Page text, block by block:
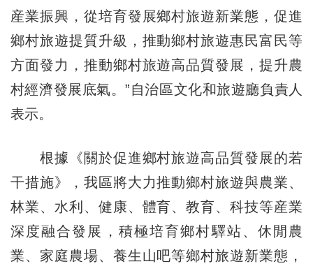
産業振興，從培育發展鄉村旅遊新業態，促進
鄉村旅遊提質升級，推動鄉村旅遊惠民富民等
方面發力，推動鄉村旅遊高品質發展，提升農
村經濟發展底氣。”自治區文化和旅遊廳負責人
表示。
根據《關於促進鄉村旅遊高品質發展的若
干措施》，我區將大力推動鄉村旅遊與農業、
林業、水利、健康、體育、教育、科技等産業
深度融合發展，積極培育鄉村驛站、休閒農
業、家庭農場、養生山吧等鄉村旅遊新業態，